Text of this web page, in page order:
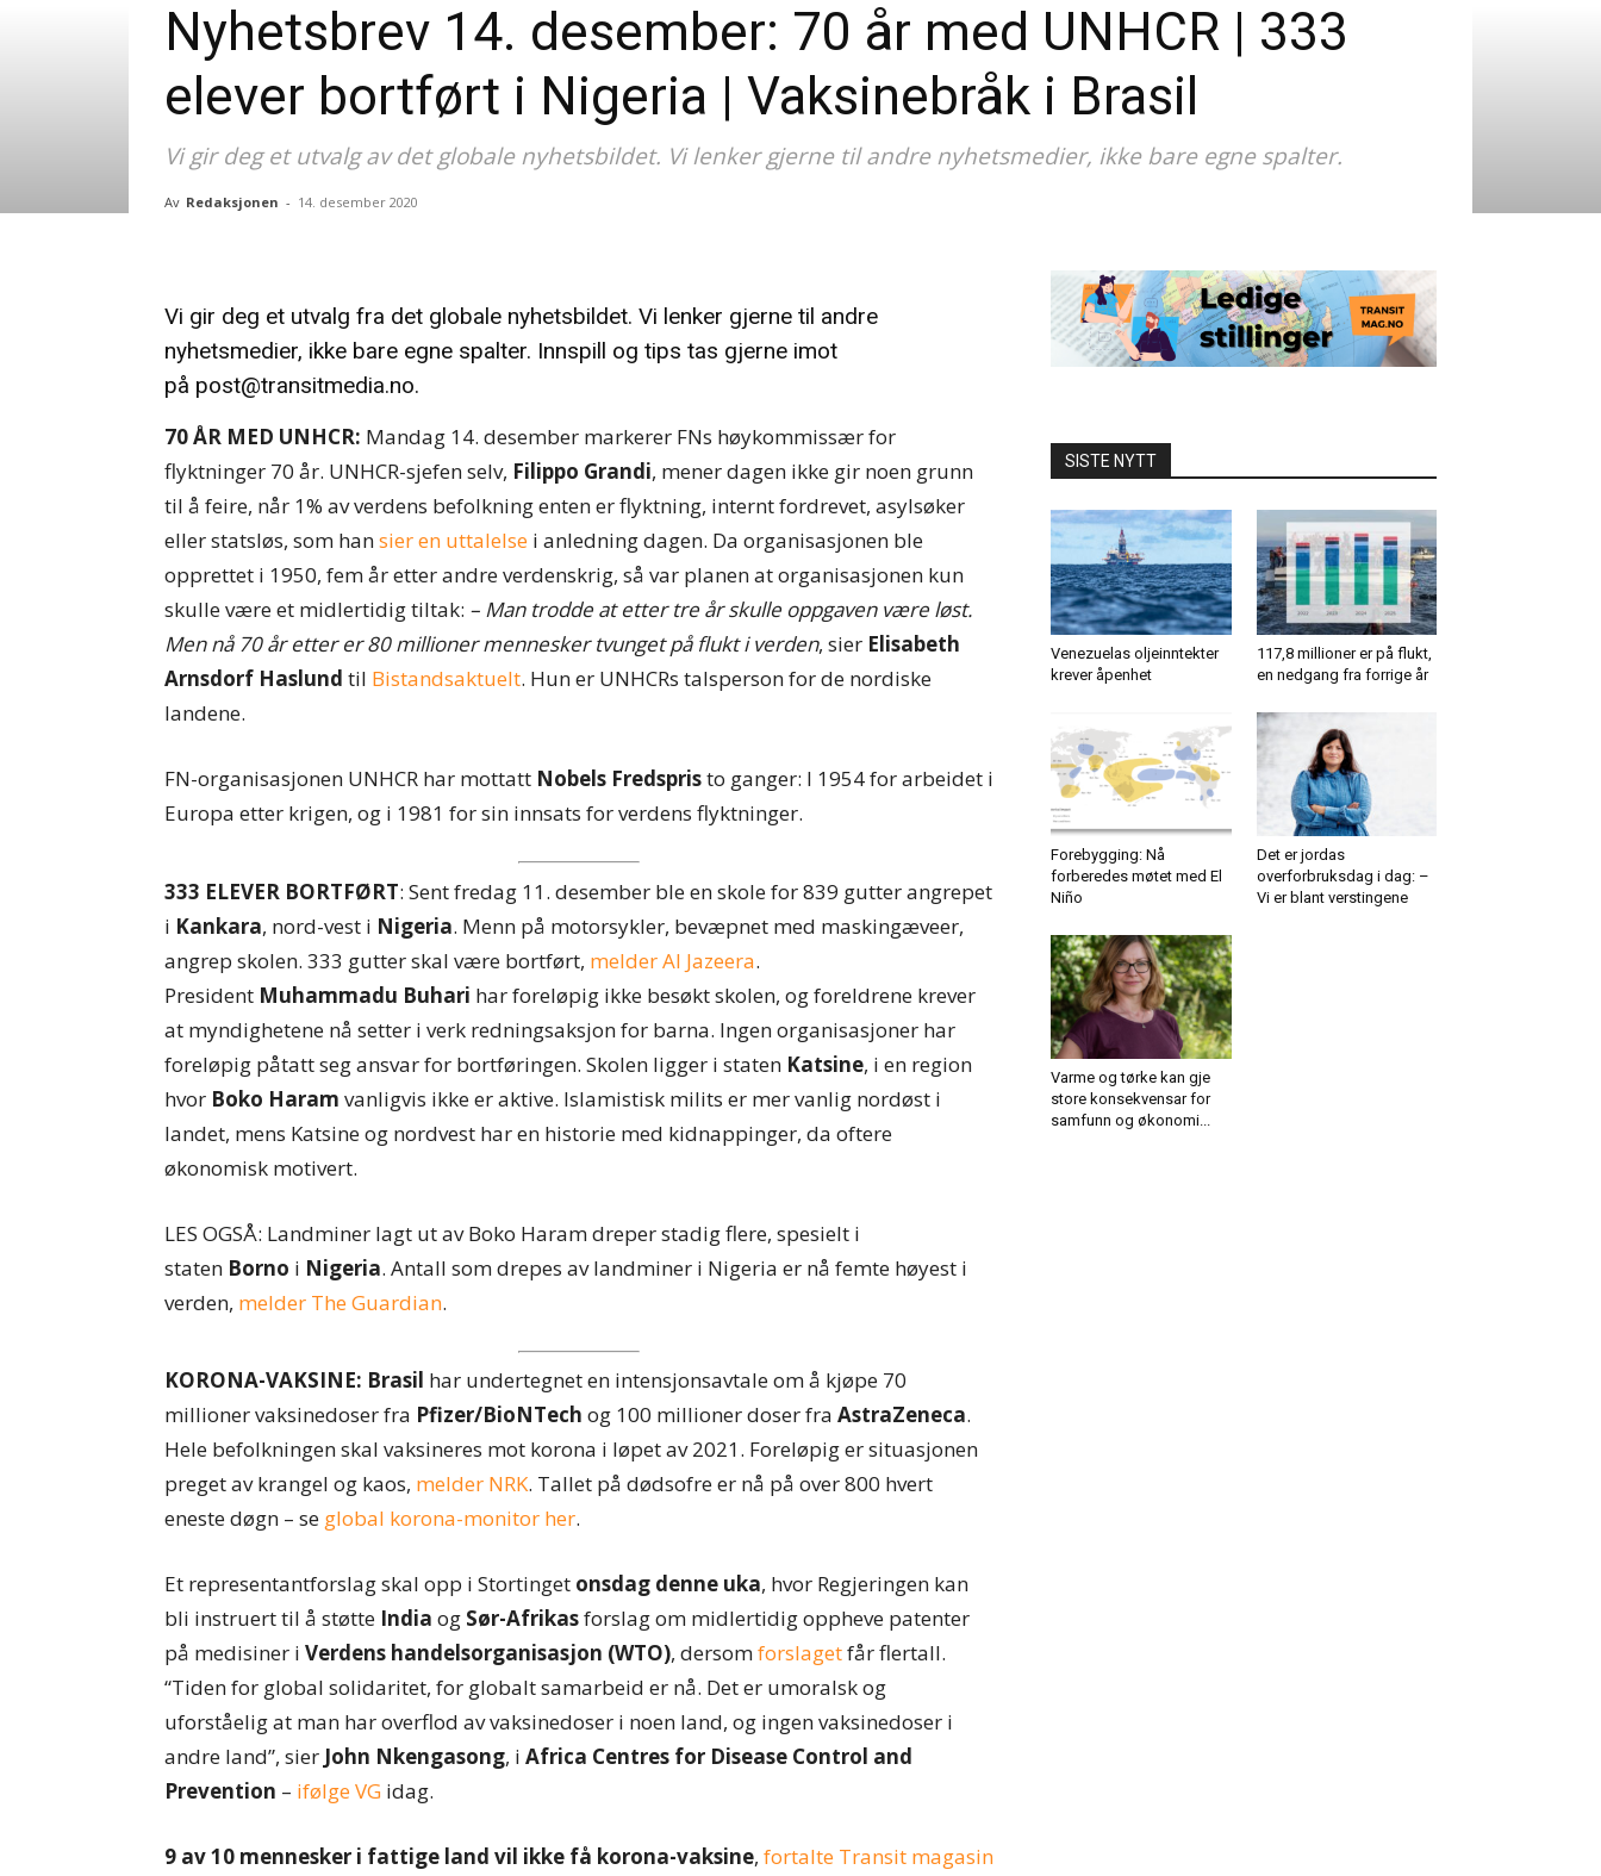
Nyhetsbrev 14. desember: 70 år med UNHCR | 333
elever bortført i Nigeria | Vaksinebråk i Brasil
Vi gir deg et utvalg av det globale nyhetsbildet. Vi lenker gjerne til andre nyhetsmedier, ikke bare egne spalter.
Av Redaksjonen - 14. desember 2020
Vi gir deg et utvalg fra det globale nyhetsbildet. Vi lenker gjerne til andre
nyhetsmedier, ikke bare egne spalter. Innspill og tips tas gjerne imot
på post@transitmedia.no.
70 ÅR MED UNHCR: Mandag 14. desember markerer FNs høykommissær for
flyktninger 70 år. UNHCR-sjefen selv, Filippo Grandi, mener dagen ikke gir noen grunn
til å feire, når 1% av verdens befolkning enten er flyktning, internt fordrevet, asylsøker
eller statsløs, som hansier en uttalelse i anledning dagen. Da organisasjonen ble
opprettet i 1950, fem år etter andre verdenskrig, så var planen at organisasjonen kun
skulle være et midlertidig tiltak: – Man trodde at etter tre år skulle oppgaven være løst.
Men nå 70 år etter er 80 millioner mennesker tvunget på flukt i verden, sier Elisabeth
Arnsdorf Haslund til Bistandsaktuelt. Hun er UNHCRs talsperson for de nordiske
landene.
FN-organisasjonen UNHCR har mottatt Nobels Fredspristo ganger: I 1954 for arbeidet i
Europa etter krigen, og i 1981 for sin innsats for verdens flyktninger.
333 ELEVER BORTFØRT: Sent fredag 11. desember ble en skole for 839 gutter angrepet
i Kankara, nord-vest i Nigeria. Menn på motorsykler, bevæpnet med maskingæveer,
angrep skolen. 333 gutter skal være bortført, melder Al Jazeera.
President Muhammadu Buhari har foreløpig ikke besøkt skolen, og foreldrene krever
at myndighetene nå setter i verk redningsaksjon for barna. Ingen organisasjoner har
foreløpig påtatt seg ansvar for bortføringen. Skolen ligger i staten Katsine, i en region
hvor Boko Haram vanligvis ikke er aktive. Islamistisk milits er mer vanlig nordøst i
landet, mens Katsine og nordvest har en historie med kidnappinger, da oftere
økonomisk motivert.
LES OGSÅ: Landminer lagt ut av Boko Haram dreper stadig flere, spesielt i
staten Borno i Nigeria. Antall som drepes av landminer i Nigeria er nå femte høyest i
verden, melder The Guardian.
KORONA-VAKSINE: Brasil har undertegnet en intensjonsavtale om å kjøpe 70
millioner vaksinedoser fra Pfizer/BioNTech og 100 millioner doser fra AstraZeneca.
Hele befolkningen skal vaksineres mot korona i løpet av 2021. Foreløpig er situasjonen
preget av krangel og kaos, melder NRK. Tallet på dødsofre er nå på over 800 hvert
eneste døgn – se global korona-monitor her.
Et representantforslag skal opp i Stortinget onsdag denne uka, hvor Regjeringen kan
bli instruert til å støtte India og Sør-Afrikasforslag om midlertidig oppheve patenter
på medisiner i Verdens handelsorganisasjon (WTO), dersomforslagetfår flertall.
“Tiden for global solidaritet, for globalt samarbeid er nå. Det er umoralsk og
uforståelig at man har overflod av vaksinedoser i noen land, og ingen vaksinedoser i
andre land”, sier John Nkengasong, i Africa Centres for Disease Control and
Prevention – ifølge VG idag.
9 av 10 mennesker i fattige land vil ikke få korona-vaksine, fortalte Transit magasin
SISTE NYTT
Venezuelas oljeinntekter
krever åpenhet
117,8 millioner er på flukt,
en nedgang fra forrige år
Forebygging: Nå
forberedes møtet med El
Niño
Det er jordas
overforbruksdag i dag: –
Vi er blant verstingene
Varme og tørke kan gje
store konsekvensar for
samfunn og økonomi...